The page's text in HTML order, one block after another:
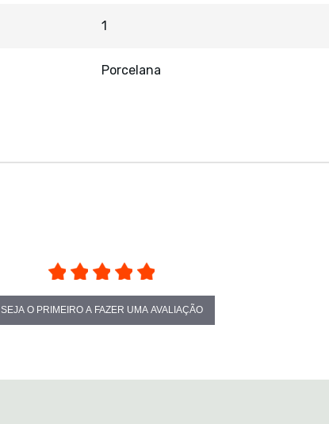
1
Porcelana
SEJA O PRIMEIRO A FAZER UMA AVALIAÇÃO